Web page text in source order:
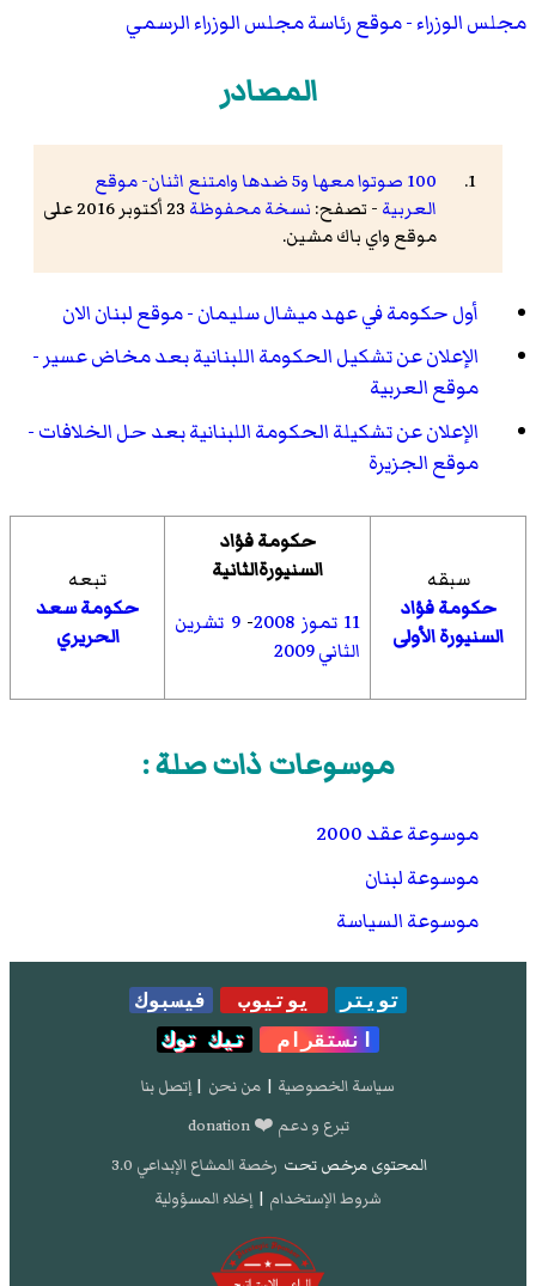
مجلس الوزراء - موقع رئاسة مجلس الوزراء الرسمي
المصادر
100 صوتوا معها و5 ضدها وامتنع اثنان- موقع
العربية - تصفح: نسخة محفوظة
23 أكتوبر 2016 على
موقع واي باك مشين.
أول حكومة في عهد ميشال سليمان - موقع لبنان الان
الإعلان عن تشكيل الحكومة اللبنانية بعد مخاض عسير -
موقع العربية
الإعلان عن تشكيلة الحكومة اللبنانية بعد حل الخلافات -
موقع الجزيرة
سبقه
حكومة فؤاد
السنيورة الأولى
حكومة فؤاد
السنيورةالثانية
11 تموز
2008
- 9 تشرين
الثاني2009
تبعه
حكومة سعد
الحريري
موسوعات ذات صلة :
موسوعة عقد 2000
موسوعة لبنان
موسوعة السياسة
تويتر يوتيوب
فيسبوك
انستقرام
تيك توك
سياسة الخصوصية | من نحن | إتصل بنا
تبرع و دعم ❤️ donation
المحتوى مرخص تحت رخصة المشاع الإبداعي 3.0
شروط الإستخدام | إخلاء المسؤولية